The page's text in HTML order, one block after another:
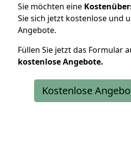
Sie möchten eine
Sie sich jetzt kostenlose und
Angebote.
Füllen Sie jetzt das Formular
kostenloseAngebote.
Kostenlose